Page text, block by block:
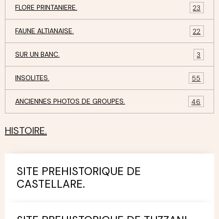
FLORE PRINTANIERE. 23
FAUNE ALTIANAISE. 22
SUR UN BANC. 3
INSOLITES. 55
ANCIENNES PHOTOS DE GROUPES. 46
HISTOIRE.
SITE PREHISTORIQUE DE
CASTELLARE.